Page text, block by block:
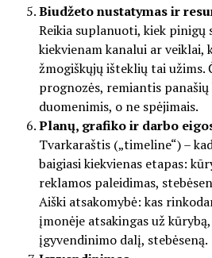
Biudžeto nustatymas ir
Reikia suplanuoti, kiek pinigų
kiekvienam kanalui ar veiklai,
žmogiškųjų išteklių tai užims.
prognozės, remiantis
duomenimis, o ne spėjimais.
Planų, grafiko ir darbo
Tvarkaraštis („timeline“) –
baigiasi kiekvienas etapas:
reklamos paleidimas,
Aiški atsakomybė: kas
įmonėje atsakingas už
įgyvendinimo dalį, stebėseną.